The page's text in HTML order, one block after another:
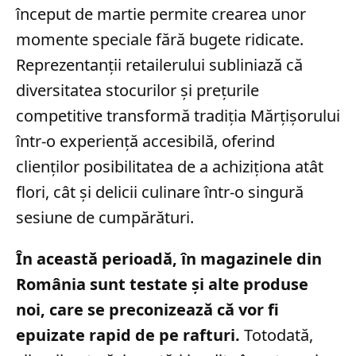
început de martie permite crearea unor
momente speciale fără bugete ridicate.
Reprezentanții retailerului subliniază că
diversitatea stocurilor și prețurile
competitive transformă tradiția Mărțișorului
într-o experiență accesibilă, oferind
clienților posibilitatea de a achiziționa atât
flori, cât și delicii culinare într-o singură
sesiune de cumpărături.
În această perioadă, în magazinele din
România sunt testate și alte produse
noi, care se preconizează că vor fi
epuizate rapid de pe rafturi. Totodată,